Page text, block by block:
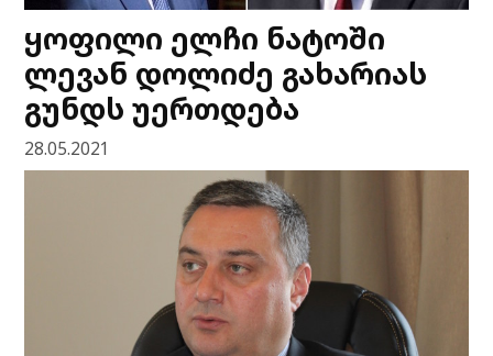
ყოფილი ელჩი ნატოში
ლევან დოლიძე გახარიას
გუნდს უერთდება
28.05.2021